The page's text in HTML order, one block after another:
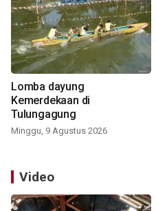
Lomba dayung
Kemerdekaan di
Tulungagung
Minggu, 9 Agustus 2026
Video